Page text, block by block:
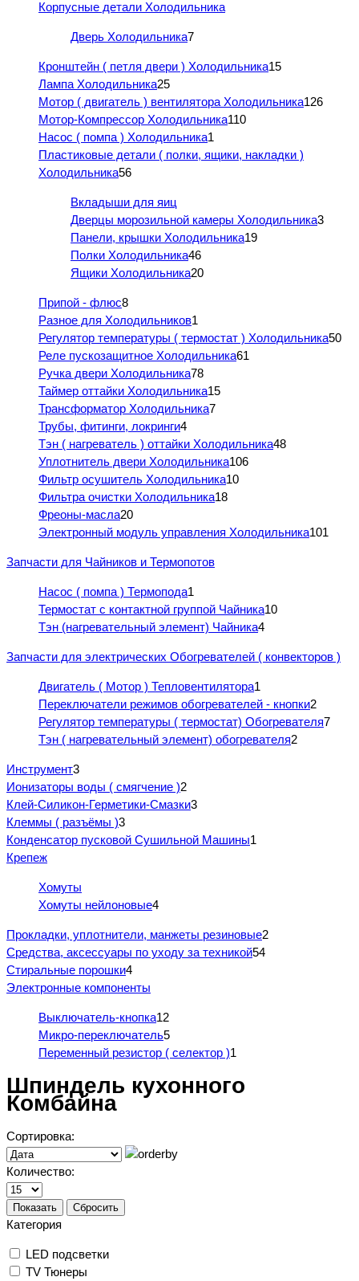
Корпусные детали Холодильника
Дверь Холодильника7
Кронштейн ( петля двери ) Холодильника15
Лампа Холодильника25
Мотор ( двигатель ) вентилятора Холодильника126
Мотор-Компрессор Холодильника110
Насос ( помпа ) Холодильника1
Пластиковые детали ( полки, ящики, накладки )
Холодильника56
Вкладыши для яиц
Дверцы морозильной камеры Холодильника3
Панели, крышки Холодильника19
Полки Холодильника46
Ящики Холодильника20
Припой - флюс8
Разное для Холодильников1
Регулятор температуры ( термостат ) Холодильника50
Реле пускозащитное Холодильника61
Ручка двери Холодильника78
Таймер оттайки Холодильника15
Трансформатор Холодильника7
Трубы, фитинги, локринги4
Тэн ( нагреватель ) оттайки Холодильника48
Уплотнитель двери Холодильника106
Фильтр осушитель Холодильника10
Фильтра очистки Холодильника18
Фреоны-масла20
Электронный модуль управления Холодильника101
Запчасти для Чайников и Термопотов
Насос ( помпа ) Термопода1
Термостат с контактной группой Чайника10
Тэн (нагревательный элемент) Чайника4
Запчасти для электрических Обогревателей ( конвекторов )
Двигатель ( Мотор ) Тепловентилятора1
Переключатели режимов обогревателей - кнопки2
Регулятор температуры ( термостат) Обогревателя7
Тэн ( нагревательный элемент) обогревателя2
Инструмент3
Ионизаторы воды ( смягчение )2
Клей-Силикон-Герметики-Смазки3
Клеммы ( разъёмы )3
Конденсатор пусковой Сушильной Машины1
Крепеж
Хомуты
Хомуты нейлоновые4
Прокладки, уплотнители, манжеты резиновые2
Средства, аксессуары по уходу за техникой54
Стиральные порошки4
Электронные компоненты
Выключатель-кнопка12
Микро-переключатель5
Переменный резистор ( селектор )1
Шпиндель кухонного
Комбайна
Сортировка:
Количество:
Показать Сбросить
Категория
LED подсветки
TV Тюнеры